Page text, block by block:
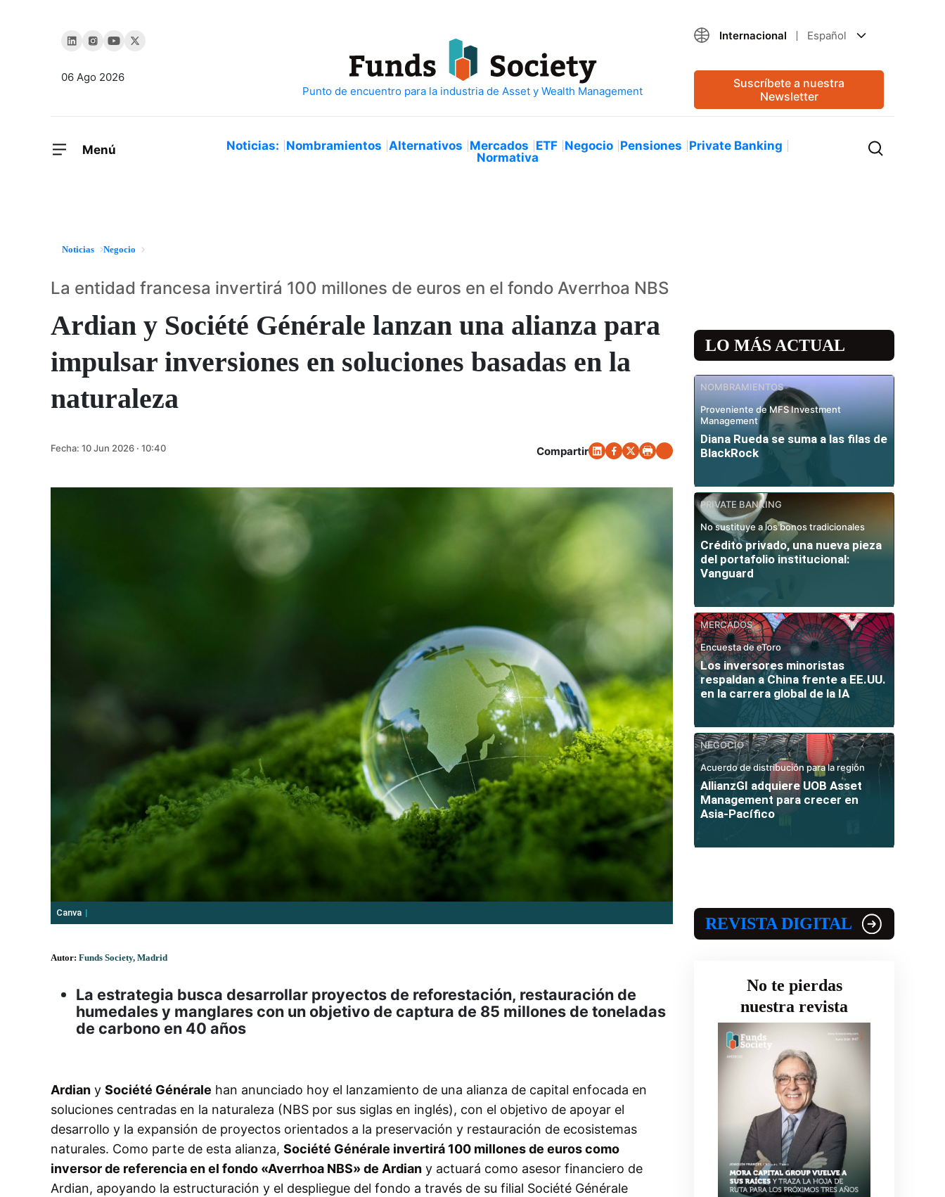
06 Ago 2026
Internacional Español
Suscríbete a nuestra
Newsletter
Menú Noticias: Nombramientos Alternativos Mercados ETF Negocio Pensiones Private Banking
Normativa
Noticias Negocio
Ardian y Société Générale lanzan una alianza para
impulsar inversiones en soluciones basadas en la
naturaleza
La entidad francesa invertirá 100 millones de euros en el fondo Averrhoa NBS
Fecha: 10 Jun 2026 · 10:40 Compartir
Canva
Autor: Funds Society, Madrid
La estrategia busca desarrollar proyectos de reforestación, restauración de
humedales y manglares con un objetivo de captura de 85 millones de toneladas
de carbono en 40 años
Ardian y Société Générale han anunciado hoy el lanzamiento de una alianza de capital enfocada en
soluciones centradas en la naturaleza (NBS por sus siglas en inglés), con el objetivo de apoyar el
desarrollo y la expansión de proyectos orientados a la preservación y restauración de ecosistemas
naturales. Como parte de esta alianza, Société Générale invertirá 100 millones de euros como
inversor de referencia en el fondo «Averrhoa NBS» de Ardian y actuará como asesor financiero de
Ardian, apoyando la estructuración y el despliegue del fondo a través de su filial Société Générale
LO MÁS ACTUAL
NOMBRAMIENTOS
Proveniente de MFS Investment
Management
Diana Rueda se suma a las filas de
BlackRock
PRIVATE BANKING
No sustituye a los bonos tradicionales
Crédito privado, una nueva pieza
del portafolio institucional:
Vanguard
MERCADOS
Encuesta de eToro
Los inversores minoristas
respaldan a China frente a EE.UU.
en la carrera global de la IA
NEGOCIO
Acuerdo de distribución para la región
AllianzGI adquiere UOB Asset
Management para crecer en
Asia-Pacífico
REVISTA DIGITAL
No te pierdas
nuestra revista